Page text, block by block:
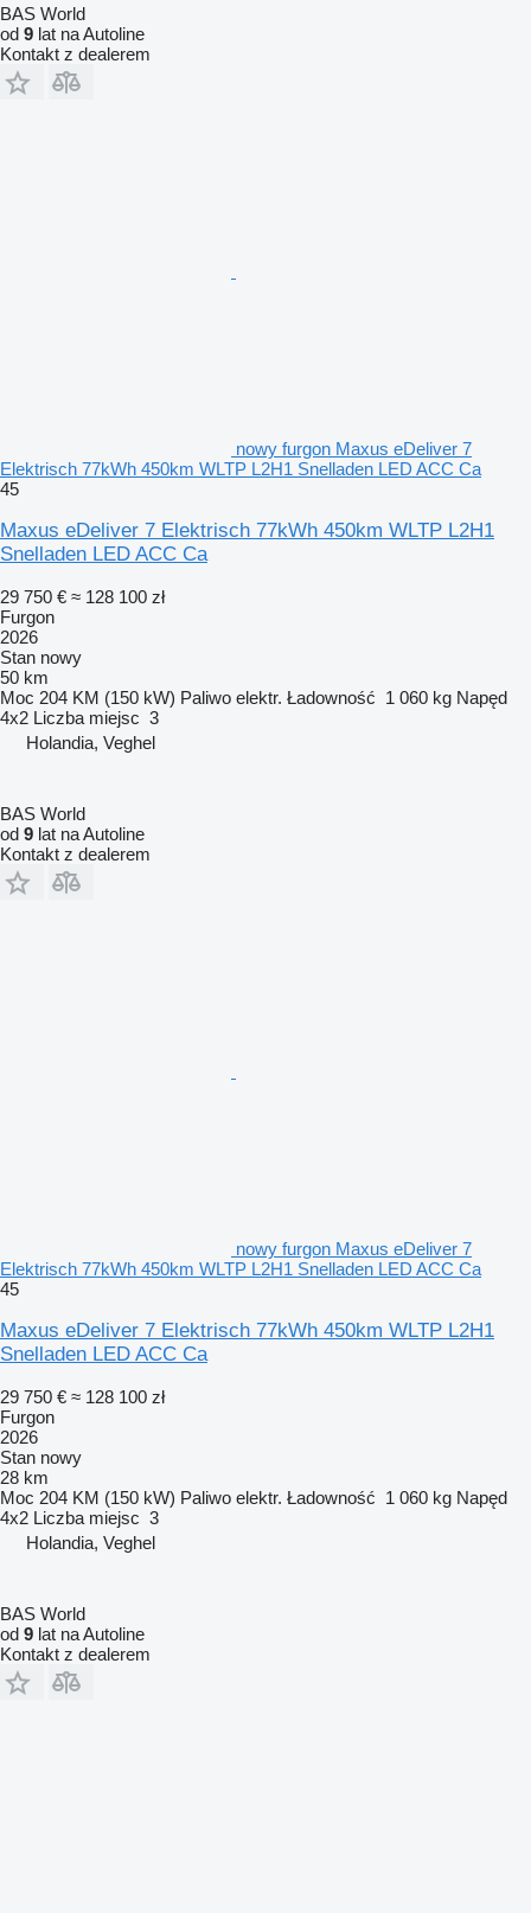
BAS World
od 9 lat na Autoline
Kontakt z dealerem
nowy furgon Maxus eDeliver 7
Elektrisch 77kWh 450km WLTP L2H1 Snelladen LED ACC Ca
45
Maxus eDeliver 7 Elektrisch 77kWh 450km WLTP L2H1
Snelladen LED ACC Ca
29 750 € ≈ 128 100 zł
Furgon
2026
Stan nowy
50 km
Moc 204 KM (150 kW) Paliwo elektr. Ładowność 1 060 kg Napęd
4x2 Liczba miejsc 3
Holandia, Veghel
BAS World
od 9 lat na Autoline
Kontakt z dealerem
nowy furgon Maxus eDeliver 7
Elektrisch 77kWh 450km WLTP L2H1 Snelladen LED ACC Ca
45
Maxus eDeliver 7 Elektrisch 77kWh 450km WLTP L2H1
Snelladen LED ACC Ca
29 750 € ≈ 128 100 zł
Furgon
2026
Stan nowy
28 km
Moc 204 KM (150 kW) Paliwo elektr. Ładowność 1 060 kg Napęd
4x2 Liczba miejsc 3
Holandia, Veghel
BAS World
od 9 lat na Autoline
Kontakt z dealerem